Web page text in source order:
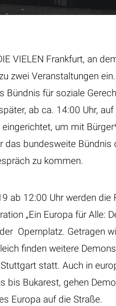
VIELEN Frankfurt, an
zwei Veranstaltungen
Bündnis für soziale
ab ca. 14:00 Uhr,
um mit
das bundesweite Bündnis
zu kommen.
ab 12:00 Uhr werden die
„Ein Europa für Alle:
Opernplatz. Getragen
finden weitere
statt. Auch in
bis Bukarest, gehen
Europa auf die Straße.